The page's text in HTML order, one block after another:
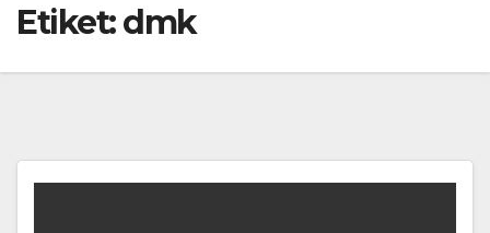
Etiket:dmk